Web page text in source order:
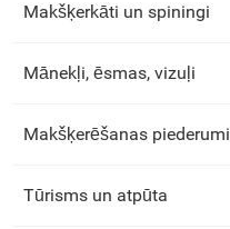
Makšķerkāti un spiningi
Mānekļi, ēsmas, vizuļi
Makšķerēšanas piederumi
Tūrisms un atpūta